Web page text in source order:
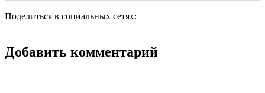
Поделиться в социальных сетях:
Добавить комментарий